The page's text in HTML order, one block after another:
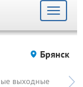
Toggle
Брянск
выходные